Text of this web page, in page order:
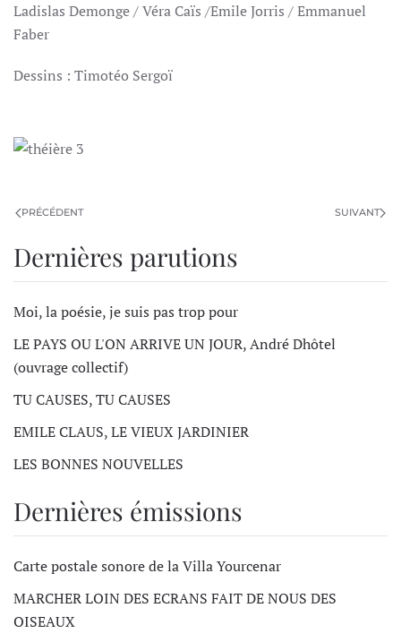
Ladislas Demonge / Véra Caïs /Emile Jorris / Emmanuel
Faber
Dessins : Timotéo Sergoï
PRÉCÉDENT SUIVANT
Dernières parutions
Moi, la poésie, je suis pas trop pour
LE PAYS OU L'ON ARRIVE UN JOUR, André Dhôtel
(ouvrage collectif)
TU CAUSES, TU CAUSES
EMILE CLAUS, LE VIEUX JARDINIER
LES BONNES NOUVELLES
Dernières émissions
Carte postale sonore de la Villa Yourcenar
MARCHER LOIN DES ECRANS FAIT DE NOUS DES
OISEAUX